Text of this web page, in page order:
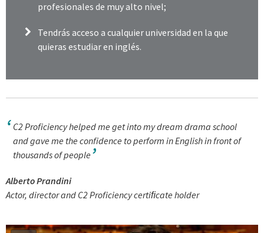
profesionales de muy alto nivel;
Tendrásacceso a cualquier universidad en la que
quieras estudiar en inglés.
C2 Proficiency helped me get into my dream drama school
and gave me the confidence to perform in English in front of
thousands of people
Alberto Prandini
Actor, director and C2 Proficiency certiﬁcate holder